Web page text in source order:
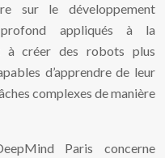
sur le développement
profond appliqués à la
à créer des robots plus
d’apprendre de leur
complexes de manière
Paris concerne